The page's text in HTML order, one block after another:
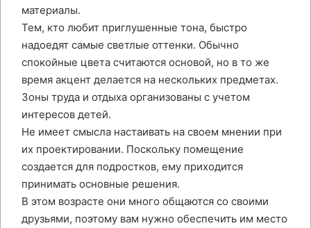
материалы.
Тем, кто любит приглушенные тона, быстро
надоедят самые светлые оттенки. Обычно
спокойные цвета считаются основой, но в то же
время акцент делается на нескольких предметах.
Зоны труда и отдыха организованы с учетом
интересов детей.
Не имеет смысла настаивать на своем мнении при
их проектировании. Поскольку помещение
создается для подростков, ему приходится
принимать основные решения.
В этом возрасте они много общаются со своими
друзьями, поэтому вам нужно обеспечить им место